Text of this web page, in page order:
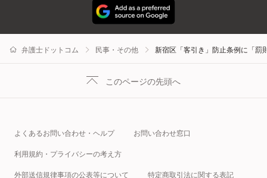
弁護士ドットコム 民事・その他 新宿区「客引き」防止条例に「罰
このページの先頭へ
よくあるお問い合わせ・ヘルプ お問い合わせ窓口
利用規約・プライバシーの考え方
外部送信規律事項の公表等について 特定商取引法に関する表記